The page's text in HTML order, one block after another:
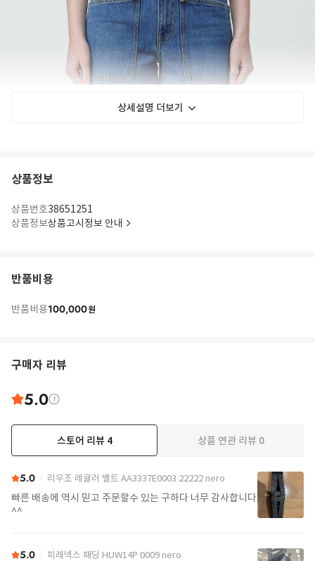
상세설명 더보기
상품정보
상품번호38651251
상품정보상품고시정보 안내
반품비용
반품비용100,000원
구매자 리뷰
5.0
스토어 리뷰 4 상품 연관 리뷰 0
5.0 리우조 레귤러 벨트 AA3337E0003 22222 nero
빠른 배송에 역시 믿고 주문할수 있는 구하다 너무 감사합니다
^^
5.0 피레넥스 패딩 HUW14P 0009 nero